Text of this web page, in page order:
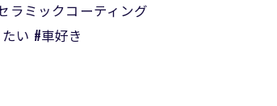
ラミックコーティング
い #車好き